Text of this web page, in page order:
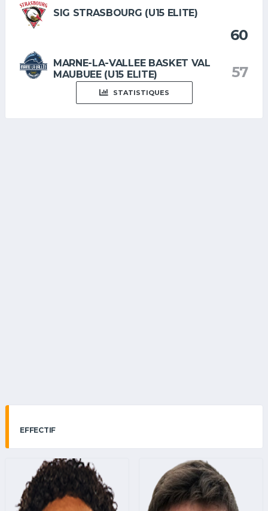
SIG STRASBOURG (U15 ELITE)
60
57
MARNE-LA-VALLEE BASKET VAL
MAUBUEE (U15 ELITE)
STATISTIQUES
EFFECTIF